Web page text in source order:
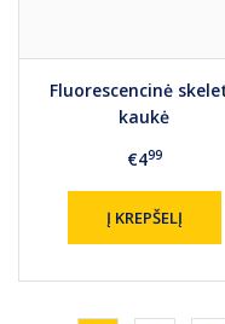
Fluorescencinė
kaukė
€499
Į KREPŠELĮ